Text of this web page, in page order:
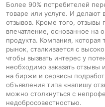
Более 90% потребителей
товаре или услуге. И делают
отзывов. Кроме того,
впечатление, основанное на
продукта. Компания, которая
рынок, сталкивается с
чтобы вызвать интерес у
необходимо заказать
на биржи и сервисы
объявления типа «напишу
можно столкнуться с
недобросовестностью.